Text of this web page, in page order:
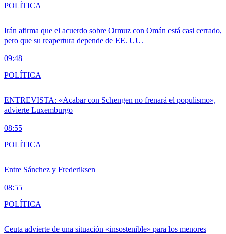
Irán afirma que el acuerdo sobre Ormuz con Omán está casi cerrado,
pero que su reapertura depende de EE. UU.
09:48
POLÍTICA
ENTREVISTA: «Acabar con Schengen no frenará el populismo»,
advierte Luxemburgo
08:55
POLÍTICA
Entre Sánchez y Frederiksen
08:55
POLÍTICA
Ceuta advierte de una situación «insostenible» para los menores
POLÍTICA